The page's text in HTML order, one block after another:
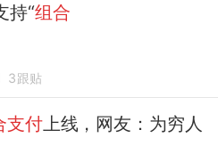
持“组合
3跟贴
支付上线，网友：为穷人